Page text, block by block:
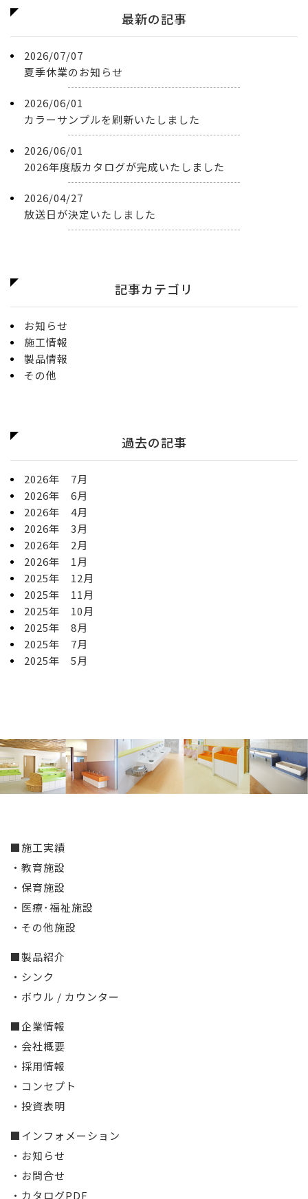
最新の記事
2026/07/07
夏季休業のお知らせ
2026/06/01
カラーサンプルを刷新いたしました
2026/06/01
2026年度版カタログが完成いたしました
2026/04/27
放送日が決定いたしました
記事カテゴリ
お知らせ
施工情報
製品情報
その他
過去の記事
2026年 7月
2026年 6月
2026年 4月
2026年 3月
2026年 2月
2026年 1月
2025年 12月
2025年 11月
2025年 10月
2025年 8月
2025年 7月
2025年 5月
■施工実績
・教育施設
・保育施設
・医療･福祉施設
・その他施設
■製品紹介
・シンク
・ボウル / カウンター
■企業情報
・会社概要
・採用情報
・コンセプト
・投資表明
■インフォメーション
・お知らせ
・お問合せ
・カタログPDF